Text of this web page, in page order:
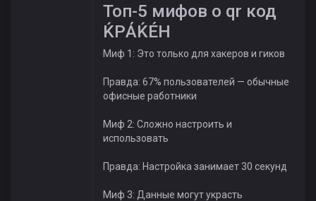
Топ-5 мифов о qr код
ЌРÁЌÉH
Миф 1: Это только для хакеров и гиков
Правда: 67% пользователей — обычные
офисные работники
Миф 2: Сложно настроить и
использовать
Правда: Настройка занимает 30 секунд
Миф 3: Данные могут украсть